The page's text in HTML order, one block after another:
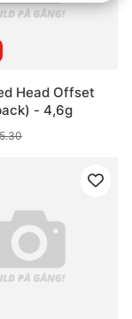
Head Offset
- 4,6g